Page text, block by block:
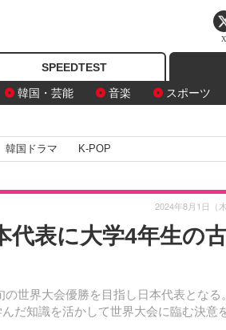
SPEEDTEST
韓国・芸能 音楽 スポーツ
韓国ドラマ K-POP
代表に大学4年生の
世界大会優勝を目指し日本代表となる
だ知識を活かして世界大会に臨む決意
2024年8月1日（
X